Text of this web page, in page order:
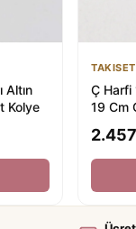
Altın
Kolye
TAKISET
Ç Harfi
19 Cm